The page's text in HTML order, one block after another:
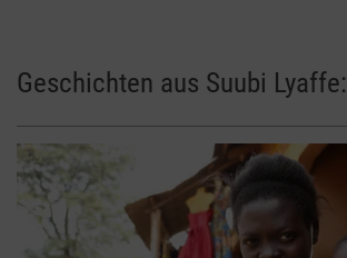
Geschichten aus Suubi Lyaffe: